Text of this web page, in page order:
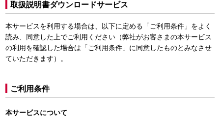
取扱説明書ダウンロードサービス
本サービスを利用する場合は、以下に定める「ご利用条件」をよく
読み、同意した上でご利用ください（弊社がお客さまの本サービス
の利用を確認した場合は「ご利用条件」に同意したものとみなさせ
ていただきます）。
ご利用条件
本サービスについて